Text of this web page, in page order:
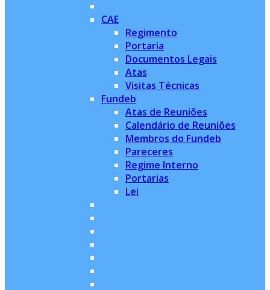
CAE
Regimento
Portaria
Documentos Legais
Atas
Visitas Técnicas
Fundeb
Atas de Reuniões
Calendário de Reuniões
Membros do Fundeb
Pareceres
Regime Interno
Portarias
Lei